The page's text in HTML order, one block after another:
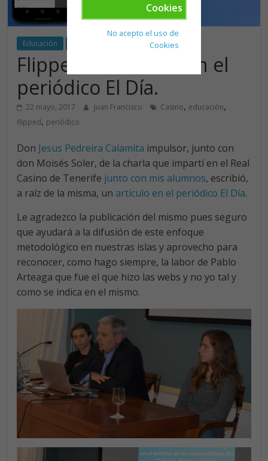
Cookies
No acepto el uso de
Cookies
Educación
Flipped Classroom en el
periódico El Día.
22 mayo, 2017 Juan Francisco Casino, educación,
flipped, periódico
Don Jesus Pedreira Calamita impulsor, junto con
don Moisés Soler, de la charla que impartí en el Real
Casino de Tenerife junto con mis alumnos, escribió,
a raíz de la misma, un artículo en el periódico El Día.
Le agradezco la publicación del mismo pues seguro
que ayudará a la difusión de este enfoque
metodológico en nuestras islas y aprovecho para
reconocer, como hago siempre, la labor de Pablo
Arteaga que fue el que hizo las webs y no yo tal y
como se indica en el mismo.